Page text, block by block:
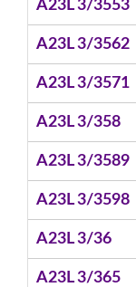
A23L 3/3553
A23L 3/3562
A23L 3/3571
A23L 3/358
A23L 3/3589
A23L 3/3598
A23L 3/36
A23L 3/365